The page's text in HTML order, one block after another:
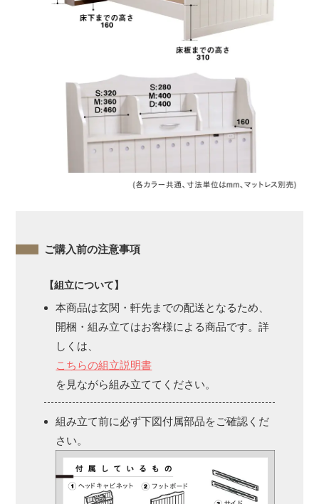
ご購入前の注意事項
【組立について】
本商品は玄関・軒先までの配送となるため、
開梱・組み立てはお客様による商品です。詳
しくは、
こちらの組立説明書
を見ながら組み立ててください。
組み立て前に必ず下図付属部品をご確認くだ
さい。